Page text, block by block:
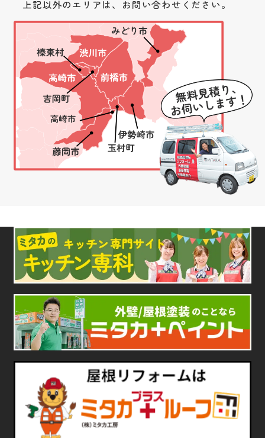
上記以外のエリアは、お問い合わせください。